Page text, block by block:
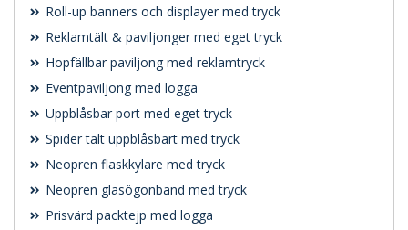
Roll-up banners och displayer med tryck
Reklamtält & paviljonger med eget tryck
Hopfällbar paviljong med reklamtryck
Eventpaviljong med logga
Uppblåsbar port med eget tryck
Spider tält uppblåsbart med tryck
Neopren flaskkylare med tryck
Neopren glasögonband med tryck
Prisvärd packtejp med logga